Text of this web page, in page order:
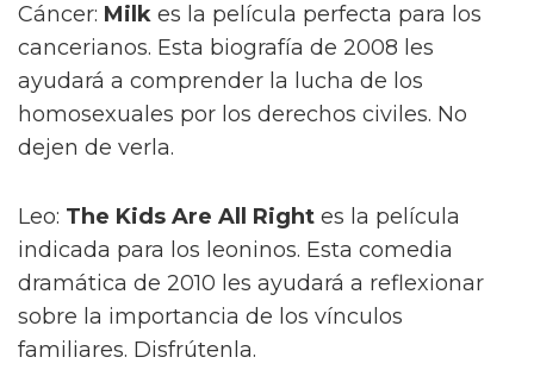
Cáncer: Milk es la película perfecta para los
cancerianos. Esta biografía de 2008 les
ayudará a comprender la lucha de los
homosexuales por los derechos civiles. No
dejen de verla.
Leo: The Kids Are All Right es la película
indicada para los leoninos. Esta comedia
dramática de 2010 les ayudará a reflexionar
sobre la importancia de los vínculos
familiares. Disfrútenla.